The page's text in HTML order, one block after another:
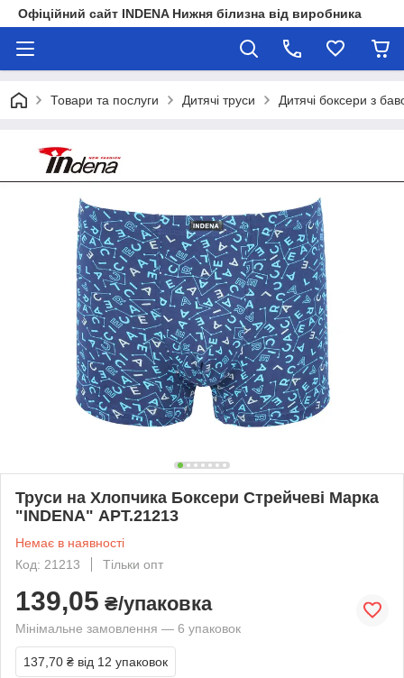
Офіційний сайт INDENA Нижня білизна від виробника
Товари та послуги Дитячі труси Дитячі боксери з
Труси на Хлопчика Боксери Стрейчеві Марка
"INDENA" АРТ.21213
Немає в наявності
Код: 21213
Тільки опт
139,05 ₴/упаковка
Мінімальне замовлення — 6 упаковок
137,70 ₴ від 12 упаковок